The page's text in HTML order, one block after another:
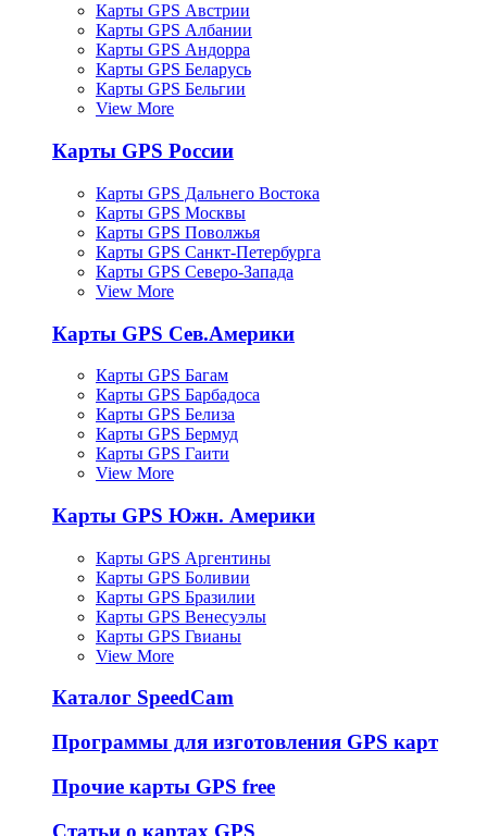
Карты GPS Австрии
Карты GPS Албании
Карты GPS Андорра
Карты GPS Беларусь
Карты GPS Бельгии
View More
Карты GPS России
Карты GPS Дальнего Востока
Карты GPS Москвы
Карты GPS Поволжья
Карты GPS Санкт-Петербурга
Карты GPS Северо-Запада
View More
Карты GPS Сев.Америки
Карты GPS Багам
Карты GPS Барбадоса
Карты GPS Белиза
Карты GPS Бермуд
Карты GPS Гаити
View More
Карты GPS Южн. Америки
Карты GPS Аргентины
Карты GPS Боливии
Карты GPS Бразилии
Карты GPS Венесуэлы
Карты GPS Гвианы
View More
Каталог SpeedCam
Программы для изготовления GPS карт
Прочие карты GPS free
Статьи о картах GPS